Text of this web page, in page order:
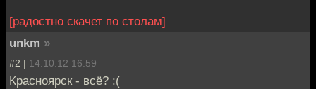
[радостно скачет по столам]
unkm »
#2 | 14.10.12 16:59
Красноярск - всё? :(